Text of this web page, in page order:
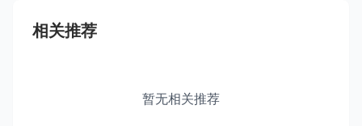
相关推荐
暂无相关推荐